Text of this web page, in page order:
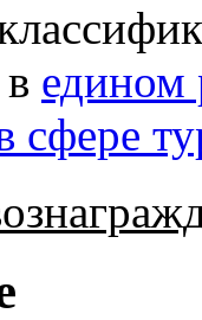
едином
сфере